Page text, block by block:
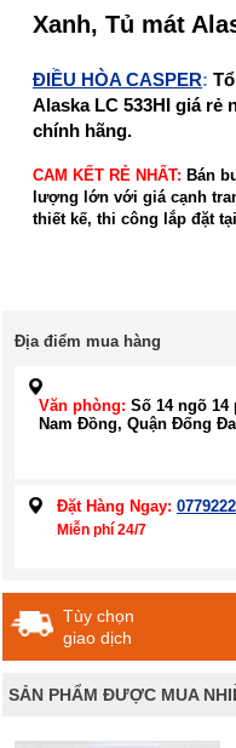
Xanh, Tủ mát
ĐIỀU HÒA CASPER:
Alaska LC 533HI giá rẻ
chính hãng.
CAM KẾT RẺ NHẤT: Bán
lượng lớn với giá cạnh
thiết kế, thi công lắp đặt
Địa điểm mua hàng
Văn phòng: Số 14 ngõ 14
Nam Đồng, Quận Đống
Đặt Hàng Ngay:
Miễn phí 24/7
Tùy chọn
giao dịch
SẢN PHẨM ĐƯỢC MUA